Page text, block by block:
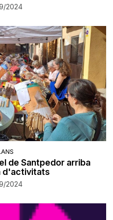
2024
de Santpedor arriba
d'activitats
2024